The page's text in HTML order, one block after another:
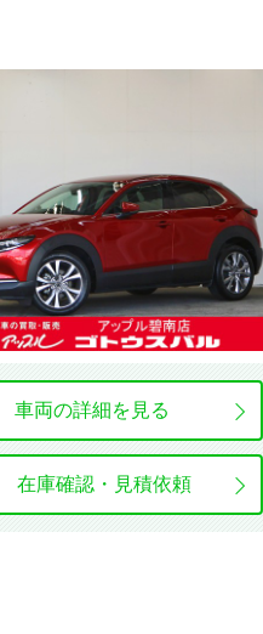
障害物センサー
カーテンエアバッグ
全周囲カメラ
環境装備・福祉装備
車両の詳細を見る
在庫確認・見積依頼